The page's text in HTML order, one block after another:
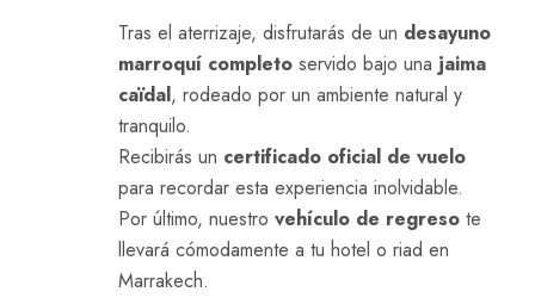
Tras el aterrizaje, disfrutarás de un desayuno
marroquí completo servido bajo una jaima
caïdal, rodeado por un ambiente natural y
tranquilo.
Recibirás un certificado oficial de vuelo
para recordar esta experiencia inolvidable.
Por último, nuestro vehículo de regreso te
llevará cómodamente a tu hotel o riad en
Marrakech.